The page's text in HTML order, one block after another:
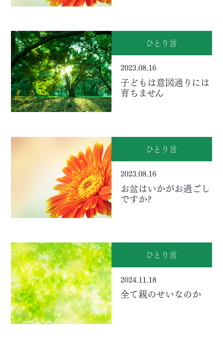
ひとり言
2023.08.16
子どもは意図通りには
育ちません
ひとり言
2023.08.16
お盆はいかがお過ごし
ですか?
ひとり言
2024.11.18
全て親のせいなのか